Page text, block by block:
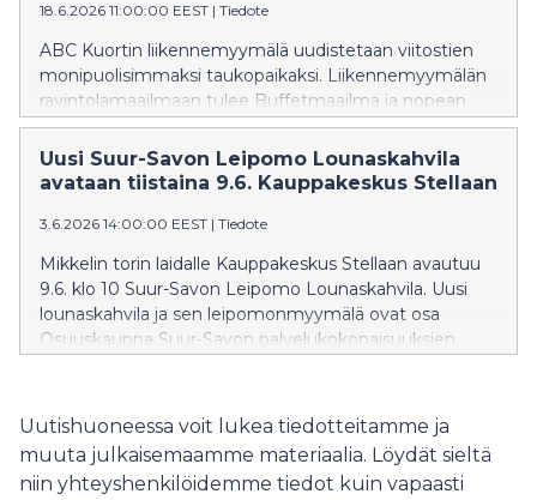
18.6.2026 11:00:00 EEST | Tiedote
ABC Kuortin liikennemyymälä uudistetaan viitostien
monipuolisimmaksi taukopaikaksi. Liikennemyymälän
ravintolamaailmaan tulee Buffetmaailma ja nopean
syömisen hampurilaisravintola Hesburger.
Osuuskauppa Suur-Savon suunnitelmissa on myös
ABC:n Sale-myymälän uudistaminen valikoimaltaan
tulevaisuudessa jättikentällä, jossa aseman
kokonaisteho nousee massiiviseen kolmeen
megawattiin.
Uusi Suur-Savon Leipomo Lounaskahvila
avataan tiistaina 9.6. Kauppakeskus Stellaan
3.6.2026 14:00:00 EEST | Tiedote
Mikkelin torin laidalle Kauppakeskus Stellaan avautuu
9.6. klo 10 Suur-Savon Leipomo Lounaskahvila. Uusi
lounaskahvila ja sen leipomonmyymälä ovat osa
Osuuskauppa Suur-Savon palvelukokonaisuuksien
Uutishuoneessa voit lukea tiedotteitamme ja
muuta julkaisemaamme materiaalia. Löydät sieltä
niin yhteyshenkilöidemme tiedot kuin vapaasti